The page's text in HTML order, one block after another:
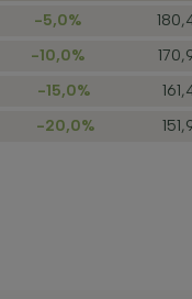
-5,0%
-10,0%
-15,0%
-20,0%